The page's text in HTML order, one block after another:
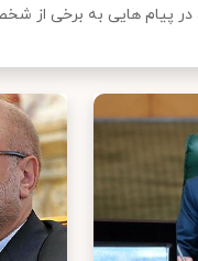
پیام هایی به برخی از